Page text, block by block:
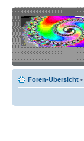
Foren-Übersicht •